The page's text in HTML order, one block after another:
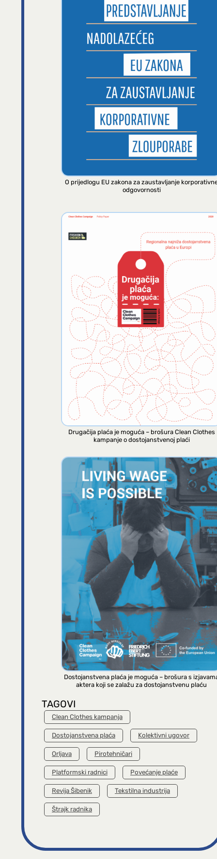
O prijedlogu EU zakona za zaustavljanje
odgovornosti
Drugačija plaća je moguća – brošura Clean Clothes
kampanje o dostojanstvenoj plaći
Dostojanstvena plaća je moguća – brošura s
aktera koji se zalažu za dostojanstvenu plaću
TAGOVI
Clean Clothes kampanja
Dostojanstvena plaća Kolektivni ugovor
Orljava Pirotehničari
Platformski radnici Povećanje plaće
Revija Šibenik Tekstilna industrija
Štrajk radnika